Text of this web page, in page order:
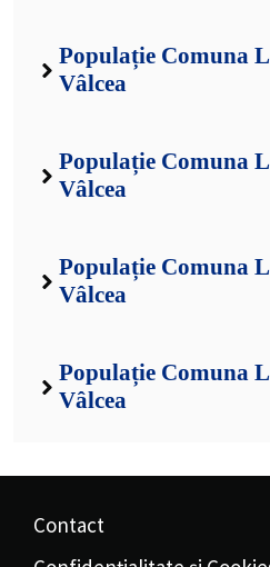
Populație Comuna
Vâlcea
Populație Comuna
Vâlcea
Populație Comuna
Vâlcea
Populație Comuna
Vâlcea
Contact